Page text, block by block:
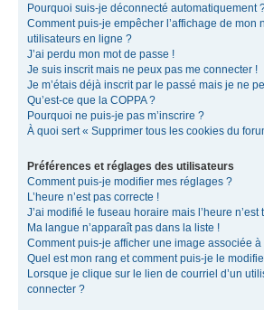
Pourquoi suis-je déconnecté automatiquement
Comment puis-je empêcher l’affichage de mon
utilisateurs en ligne ?
J’ai perdu mon mot de passe !
Je suis inscrit mais ne peux pas me connecter !
Je m’étais déjà inscrit par le passé mais je ne
Qu’est-ce que la COPPA ?
Pourquoi ne puis-je pas m’inscrire ?
À quoi sert « Supprimer tous les cookies du
Préférences et réglages des utilisateurs
Comment puis-je modifier mes réglages ?
L’heure n’est pas correcte !
J’ai modifié le fuseau horaire mais l’heure
Ma langue n’apparaît pas dans la liste !
Comment puis-je afficher une image associée à
Quel est mon rang et comment puis-je le
Lorsque je clique sur le lien de courriel d’un
connecter ?